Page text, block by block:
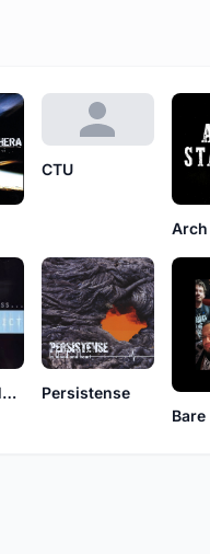
CTU
INSIDE CONFLICT
Persistense